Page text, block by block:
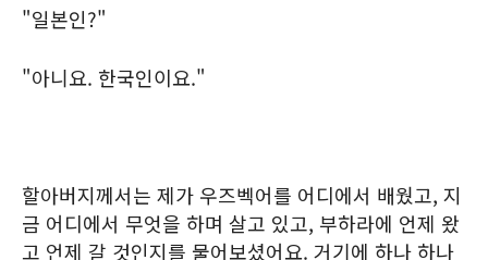
"일본인?"
"아니요. 한국인이요."
할아버지께서는 제가 우즈벡어를 어디에서 배웠고, 지
금 어디에서 무엇을 하며 살고 있고, 부하라에 언제 왔
고 언제 갈 것인지를 물어보셨어요. 거기에 하나 하나